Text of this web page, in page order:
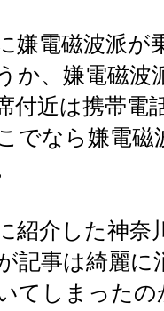
嫌電磁波派が
か、嫌電磁波
付近は携帯電
でなら嫌電
紹介した神奈
記事は綺麗
てしまった